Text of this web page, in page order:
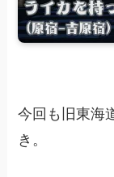
今回も旧東海
き。